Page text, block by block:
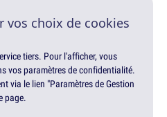
vos choix de cookies
tiers. Pour l'afficher, vous
vos paramètres de confidentialité.
via le lien "Paramètres de Gestion
page.